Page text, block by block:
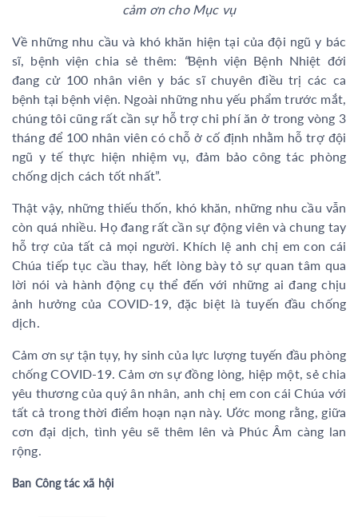
cảm ơn cho Mục vụ
Về những nhu cầu và khó khăn hiện tại của đội ngũ y bác
sĩ, bệnh viện chia sẻ thêm:
“Bệnh viện Bệnh Nhiệt đới
đang cử 100 nhân viên y bác sĩ chuyên điều trị các ca
bệnh tại bệnh viện. Ngoài những nhu yếu phẩm trước mắt,
chúng tôi cũng rất cần sự hỗ trợ chi phí ăn ở trong vòng 3
tháng để 100 nhân viên có chỗ ở cố định nhằm hỗ trợ đội
ngũ y tế thực hiện nhiệm vụ, đảm bảo công tác phòng
chống dịch cách tốt nhất”.
Thật vậy, những thiếu thốn, khó khăn, những nhu cầu vẫn
còn quá nhiều. Họ đang rất cần sự động viên và chung tay
hỗ trợ của tất cả mọi người. Khích lệ anh chị em con cái
Chúa tiếp tục cầu thay, hết lòng bày tỏ sự quan tâm qua
lời nói và hành động cụ thể đến với những ai đang chịu
ảnh hưởng của COVID-19, đặc biệt là tuyến đầu chống
dịch.
Cảm ơn sự tận tụy, hy sinh của lực lượng tuyến đầu phòng
chống COVID-19. Cảm ơn sự đồng lòng, hiệp một, sẻ chia
yêu thương của quý ân nhân, anh chị em con cái Chúa với
tất cả trong thời điểm hoạn nạn này. Ước mong rằng, giữa
cơn đại dịch, tình yêu sẽ thêm lên và Phúc Âm càng lan
rộng.
Ban Công tác xã hội